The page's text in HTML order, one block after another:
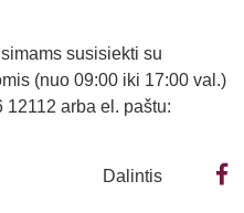
susisiekti su
(nuo 09:00 iki 17:00 val.)
12112 arba el. paštu:
Dalintis